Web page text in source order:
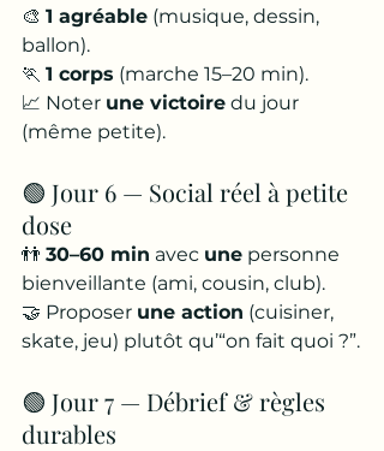
🎨 1 agréable (musique, dessin,
ballon).
🏃 1 corps (marche 15–20 min).
📈 Noter une victoire du jour
(même petite).
🟢 Jour 6 — Social réel à petite
dose
👬 30–60 min avec une personne
bienveillante (ami, cousin, club).
🤝 Proposer une action (cuisiner,
skate, jeu) plutôt qu’“on fait quoi ?”.
🟢 Jour 7 — Débrief & règles
durables